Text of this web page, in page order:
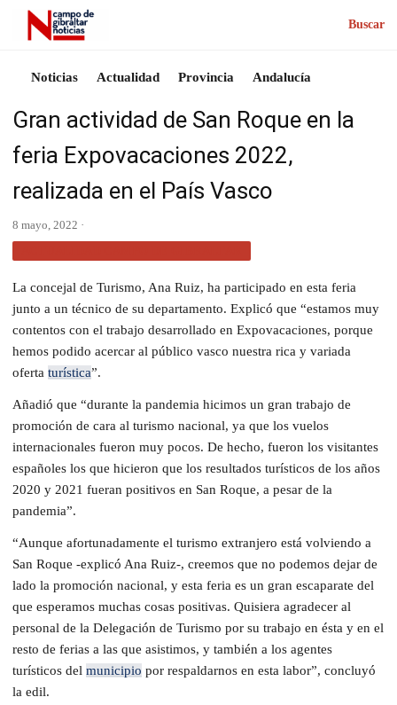
Buscar
Noticias Actualidad Provincia Andalucía
Gran actividad de San Roque en la
feria Expovacaciones 2022,
realizada en el País Vasco
8 mayo, 2022 ·
La concejal de Turismo, Ana Ruiz, ha participado en esta feria
junto a un técnico de su departamento. Explicó que “estamos muy
contentos con el trabajo desarrollado en Expovacaciones, porque
hemos podido acercar al público vasco nuestra rica y variada
oferta turística”.
Añadió que “durante la pandemia hicimos un gran trabajo de
promoción de cara al turismo nacional, ya que los vuelos
internacionales fueron muy pocos. De hecho, fueron los visitantes
españoles los que hicieron que los resultados turísticos de los años
2020 y 2021 fueran positivos en San Roque, a pesar de la
pandemia”.
“Aunque afortunadamente el turismo extranjero está volviendo a
San Roque -explicó Ana Ruiz-, creemos que no podemos dejar de
lado la promoción nacional, y esta feria es un gran escaparate del
que esperamos muchas cosas positivas. Quisiera agradecer al
personal de la Delegación de Turismo por su trabajo en ésta y en el
resto de ferias a las que asistimos, y también a los agentes
turísticos del municipio por respaldarnos en esta labor”, concluyó
la edil.